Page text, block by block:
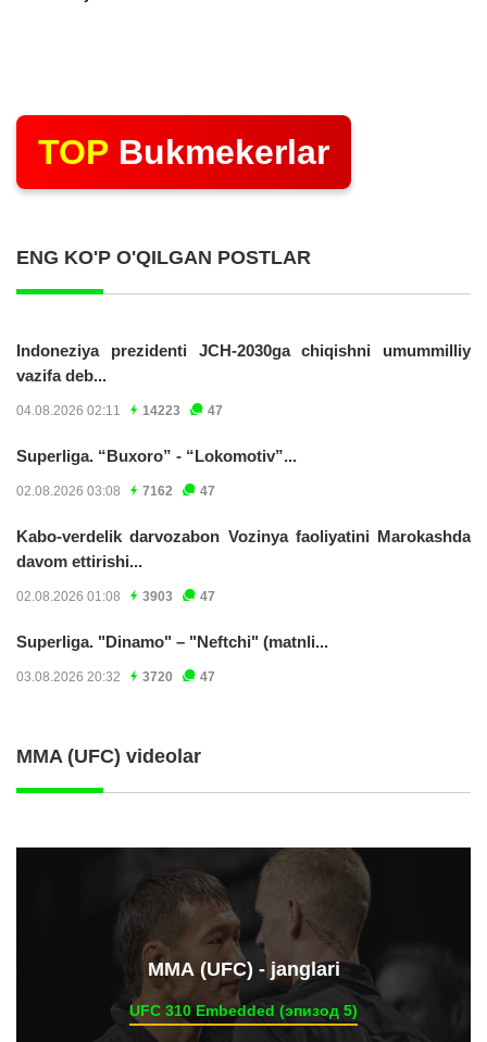
TOP Bukmekerlar
ENG KO'P O'QILGAN POSTLAR
Indoneziya prezidenti JCH-2030ga chiqishni umummilliy
vazifa deb...
04.08.2026 02:11 14223 47
Superliga. “Buxoro” - “Lokomotiv”...
02.08.2026 03:08 7162 47
Kabo-verdelik darvozabon Vozinya faoliyatini Marokashda
davom ettirishi...
02.08.2026 01:08 3903 47
Superliga. "Dinamo" – "Neftchi" (matnli...
03.08.2026 20:32 3720 47
MMA (UFC) videolar
ММА (UFC) - janglari
UFC 310 Embedded (эпизод 5)